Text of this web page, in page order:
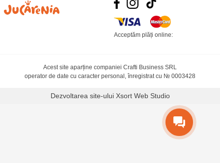
Acceptăm plăți online:
Acest site aparține companiei Crafti Business SRL
operator de date cu caracter personal, înregistrat cu № 0003428
Dezvoltarea site-ului Xsort Web Studio